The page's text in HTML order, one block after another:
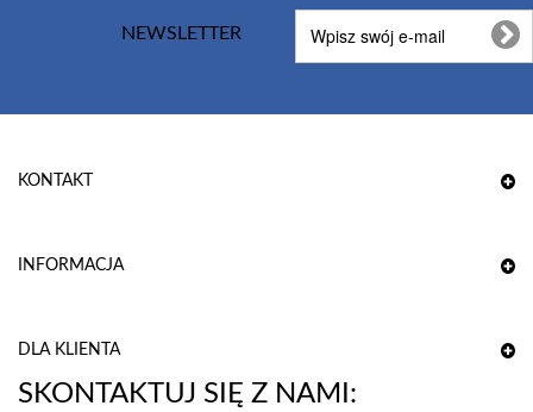
NEWSLETTER
KONTAKT
INFORMACJA
DLA KLIENTA
SKONTAKTUJ SIĘ Z NAMI: